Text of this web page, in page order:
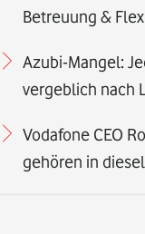
Betreuung &
Azubi-Mangel:
vergeblich nach
Vodafone CEO
gehören in